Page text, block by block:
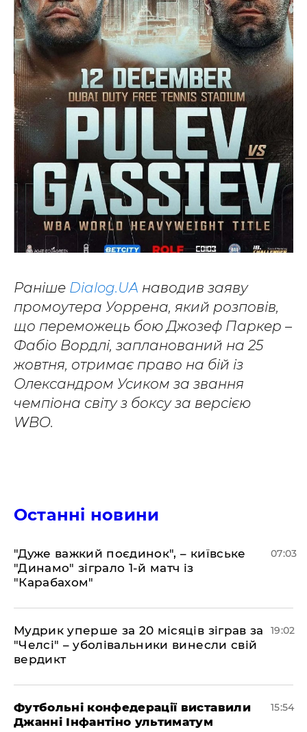
Раніше Dialog.UA наводив заяву
промоутера Уоррена, який розповів,
що переможець бою Джозеф Паркер –
Фабіо Вордлі, запланований на 25
жовтня, отримає право на бій із
Олександром Усиком за звання
чемпіона світу з боксу за версією
WBO.
Останні новини
"Дуже важкий поєдинок", – київське
"Динамо" зіграло 1-й матч із
"Карабахом"
07:03
​Мудрик уперше за 20 місяців зіграв за
"Челсі" – уболівальники винесли свій
вердикт
19:02
Футбольні конфедерації виставили
Джанні Інфантіно ультиматум
15:54